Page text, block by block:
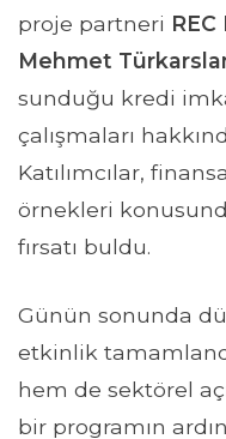
proje partneri
Mehmet
sunduğu kredi
çalışmaları
Katılımcılar,
örnekleri
fırsatı buldu.
Günün sonunda
etkinlik
hem de sektörel
bir programın